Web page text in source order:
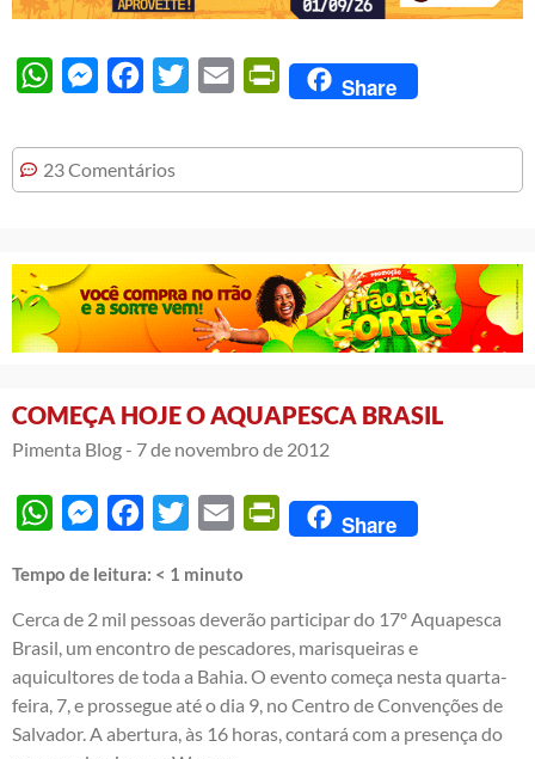
WhatsAppMessengerFacebook
Twitter Email PrintFriendly
Share
23 Comentários
COMEÇA HOJE O AQUAPESCA BRASIL
Pimenta Blog - 7 de novembro de 2012
WhatsAppMessengerFacebook
Twitter Email PrintFriendly
Share
Tempo de leitura: < 1 minuto
Cerca de 2 mil pessoas deverão participar do 17º Aquapesca
Brasil, um encontro de pescadores, marisqueiras e
aquicultores de toda a Bahia. O evento começa nesta quarta-
feira, 7, e prossegue até o dia 9, no Centro de Convenções de
Salvador. A abertura, às 16 horas, contará com a presença do